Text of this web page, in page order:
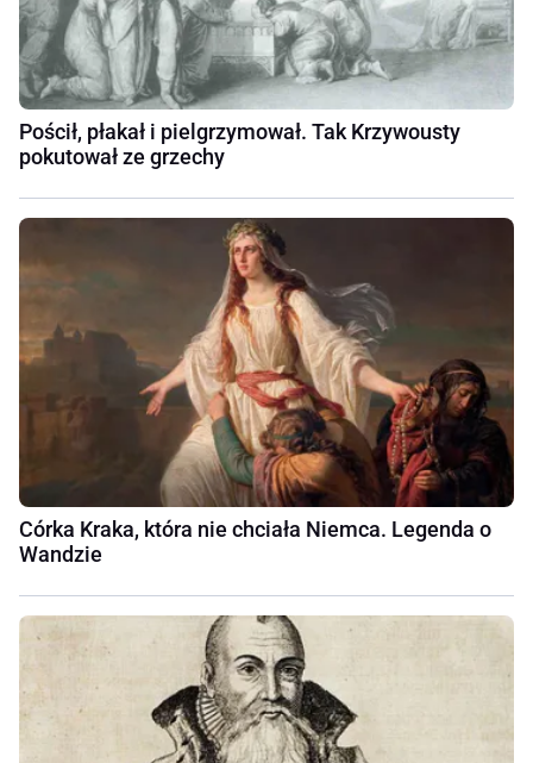
Pościł, płakał i pielgrzymował. Tak Krzywousty
pokutował ze grzechy
Córka Kraka, która nie chciała Niemca. Legenda o
Wandzie